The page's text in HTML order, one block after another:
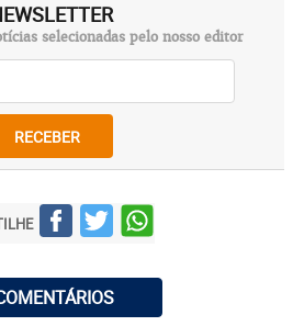
selecionadas pelo nosso editor
RECEBER